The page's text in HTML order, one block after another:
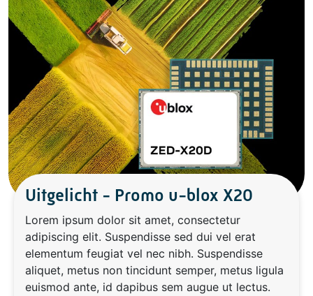
Uitgelicht - Promo u-blox X20
Lorem ipsum dolor sit amet, consectetur
adipiscing elit. Suspendisse sed dui vel erat
elementum feugiat vel nec nibh. Suspendisse
aliquet, metus non tincidunt semper, metus ligula
euismod ante, id dapibus sem augue ut lectus.